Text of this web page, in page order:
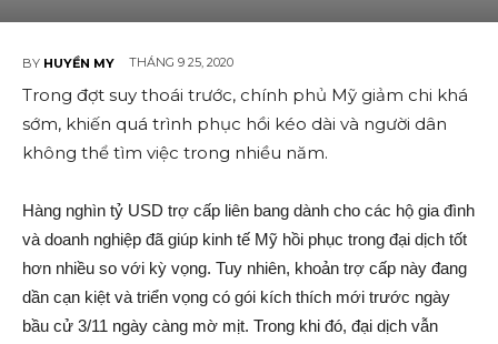
BY HUYỀN MY THÁNG 9 25, 2020
Trong đợt suy thoái trước, chính phủ Mỹ giảm chi khá
sớm, khiến quá trình phục hồi kéo dài và người dân
không thể tìm việc trong nhiều năm.
Hàng nghìn tỷ USD trợ cấp liên bang dành cho các hộ gia đình
và doanh nghiệp đã giúp kinh tế Mỹ hồi phục trong đại dịch tốt
hơn nhiều so với kỳ vọng. Tuy nhiên, khoản trợ cấp này đang
dần cạn kiệt và triển vọng có gói kích thích mới trước ngày
bầu cử 3/11 ngày càng mờ mịt. Trong khi đó, đại dịch vẫn